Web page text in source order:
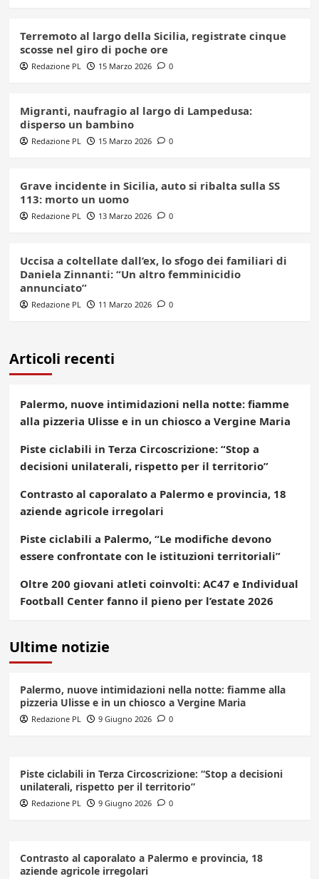
Terremoto al largo della Sicilia, registrate cinque
scosse nel giro di poche ore
Redazione PL 15 Marzo 2026 0
Migranti, naufragio al largo di Lampedusa:
disperso un bambino
Redazione PL 15 Marzo 2026 0
Grave incidente in Sicilia, auto si ribalta sulla SS
113: morto un uomo
Redazione PL 13 Marzo 2026 0
Uccisa a coltellate dall’ex, lo sfogo dei familiari di
Daniela Zinnanti: “Un altro femminicidio
annunciato”
Redazione PL 11 Marzo 2026 0
Articoli recenti
Palermo, nuove intimidazioni nella notte: fiamme
alla pizzeria Ulisse e in un chiosco a Vergine Maria
Piste ciclabili in Terza Circoscrizione: “Stop a
decisioni unilaterali, rispetto per il territorio”
Contrasto al caporalato a Palermo e provincia, 18
aziende agricole irregolari
Piste ciclabili a Palermo, “Le modifiche devono
essere confrontate con le istituzioni territoriali”
Oltre 200 giovani atleti coinvolti: AC47 e Individual
Football Center fanno il pieno per l’estate 2026
Ultime notizie
Palermo, nuove intimidazioni nella notte: fiamme alla
pizzeria Ulisse e in un chiosco a Vergine Maria
Redazione PL 9 Giugno 2026 0
Piste ciclabili in Terza Circoscrizione: “Stop a decisioni
unilaterali, rispetto per il territorio”
Redazione PL 9 Giugno 2026 0
Contrasto al caporalato a Palermo e provincia, 18
aziende agricole irregolari